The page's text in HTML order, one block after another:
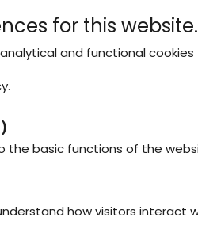
for this website.
and functional
.
the basic functions of the
how visitors interact